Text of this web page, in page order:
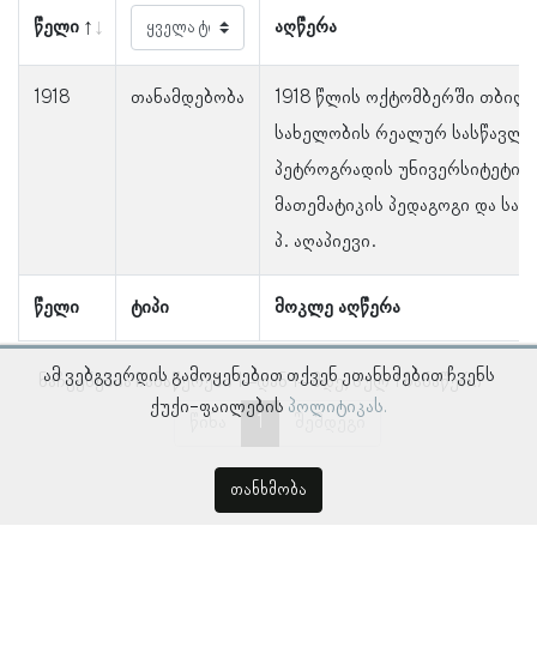
წელი აღწერა
წელი ტიპი მოკლე აღწერა
1918 თანამდებობა
1918 წლის ოქტომბერში
სახელობის რეალურ
პეტროგრადის
მათემატიკის პედაგოგი და
პ. აღაპიევი.
ნაჩვენებია ჩანაწერები 1–დან 1–მდე, სულ 1 ჩანაწერი
წინა
შემდეგი
ამ ვებგვერდის გამოყენებით თქვენ ეთანხმებით ჩვენს
ქუქი-ფაილების პოლიტიკას.
თანხმობა